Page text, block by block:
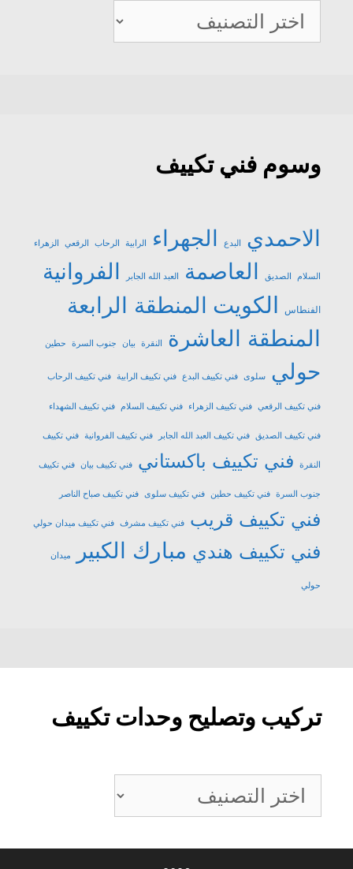
صيانة
تكييف
وسوم فني تكييف
الاحمدي البدع الجهراء الرابية الرحاب الرقعي الزهراء
السلام الصديق العاصمة العبد الله الجابر الفروانية
الفنطاس الكويت المنطقة الرابعة
المنطقة العاشرة
النقرة بيان جنوب السرة حطين
حولي سلوى فني تكييف البدع فني تكييف الرابية فني تكييف الرحاب
فني تكييف الرقعي فني تكييف الزهراء فني تكييف السلام فني تكييف الشهداء
فني تكييف الصديق فني تكييف العبد الله الجابر فني تكييف الفروانية فني تكييف
النقرة فني تكييف باكستاني فني تكييف بيان فني تكييف
جنوب السرة فني تكييف حطين فني تكييف سلوى فني تكييف صباح الناصر
فني تكييف قريب فني تكييف مشرف فني تكييف ميدان حولي
فني تكييف هندي مبارك الكبير ميدان
حولي
تركيب وتصليح وحدات تكييف
تركيب
وتصليح
وحدات